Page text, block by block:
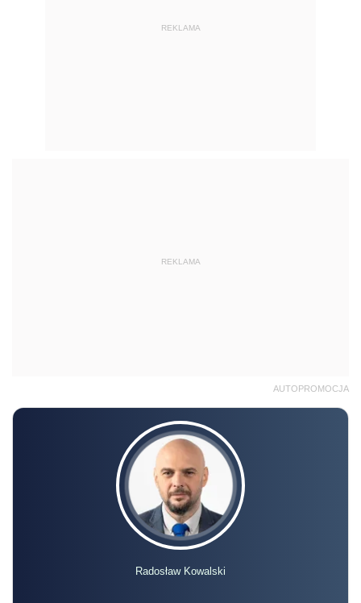
REKLAMA
REKLAMA
AUTOPROMOCJA
Radosław Kowalski